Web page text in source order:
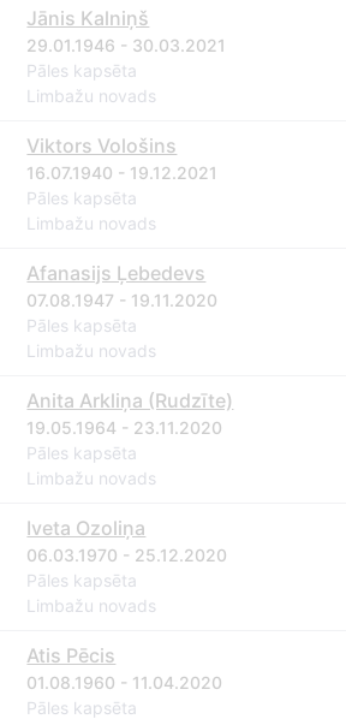
Jānis Kalniņš
29.01.1946 - 30.03.2021
Pāles kapsēta
Limbažu novads
Viktors Vološins
16.07.1940 - 19.12.2021
Pāles kapsēta
Limbažu novads
Afanasijs Ļebedevs
07.08.1947 - 19.11.2020
Pāles kapsēta
Limbažu novads
Anita Arkliņa (Rudzīte)
19.05.1964 - 23.11.2020
Pāles kapsēta
Limbažu novads
Iveta Ozoliņa
06.03.1970 - 25.12.2020
Pāles kapsēta
Limbažu novads
Atis Pēcis
01.08.1960 - 11.04.2020
Pāles kapsēta